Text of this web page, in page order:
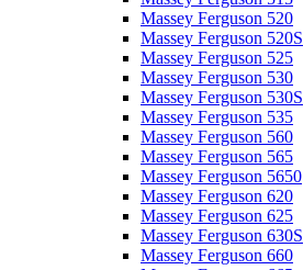
Massey Ferguson 520
Massey Ferguson 520S
Massey Ferguson 525
Massey Ferguson 530
Massey Ferguson 530S
Massey Ferguson 535
Massey Ferguson 560
Massey Ferguson 565
Massey Ferguson 5650
Massey Ferguson 620
Massey Ferguson 625
Massey Ferguson 630S
Massey Ferguson 660